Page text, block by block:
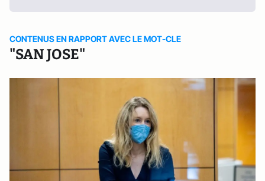
CONTENUS EN RAPPORT AVEC LE MOT-CLE
"SAN JOSE"